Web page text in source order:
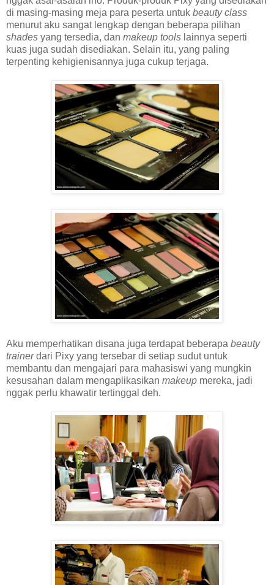
di masing-masing meja para peserta untuk beauty class
menurut aku sangat lengkap dengan beberapa pilihan
shades yang tersedia, dan makeup tools lainnya seperti
kuas juga sudah disediakan. Selain itu, yang paling
terpenting kehigienisannya juga cukup terjaga.
Aku memperhatikan disana juga terdapat beberapa beauty
trainerdari Pixy yang tersebar di setiap sudut untuk
membantu dan mengajari para mahasiswi yang mungkin
kesusahan dalam mengaplikasikan makeup mereka, jadi
nggak perlu khawatir tertinggal deh.